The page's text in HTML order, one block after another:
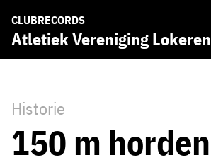
CLUBRECORDS
Atletiek Vereniging Lokeren
Historie
150 m horden